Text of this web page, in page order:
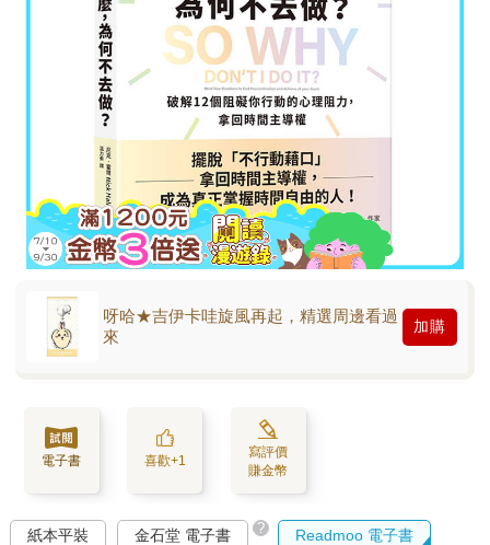
呀哈★吉伊卡哇旋風再起，精選周邊看過
來
加購
電子書 喜歡+1
寫評價
賺金幣
紙本平裝 金石堂 電子書 ? Readmoo 電子書